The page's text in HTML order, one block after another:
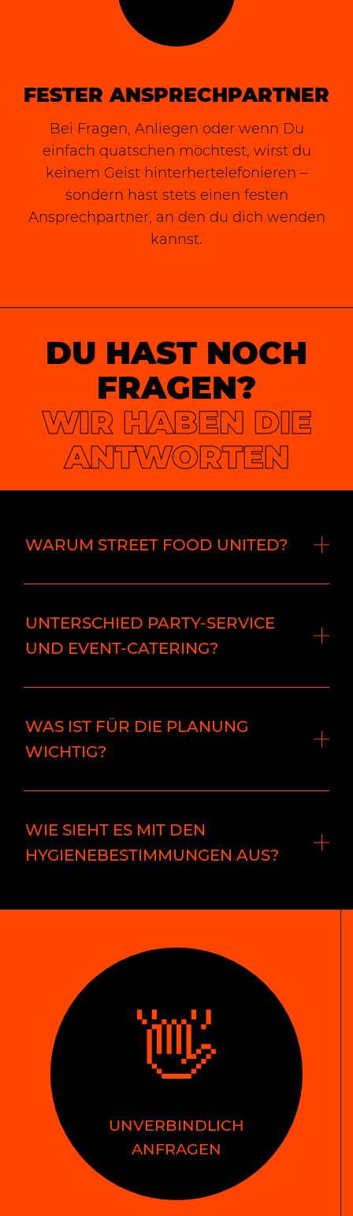
FESTER ANSPRECHPARTNER
Bei Fragen, Anliegen oder wenn Du
einfach quatschen möchtest, wirst du
keinem Geist hinterhertelefonieren –
sondern hast stets einen festen
Ansprechpartner, an den du dich wenden
kannst.
DU HAST NOCH
FRAGEN?
WIR HABEN DIE
ANTWORTEN
WARUM STREET FOOD UNITED?
UNTERSCHIED PARTY-SERVICE
UND EVENT-CATERING?
WAS IST FÜR DIE PLANUNG
WICHTIG?
WIE SIEHT ES MIT DEN
HYGIENEBESTIMMUNGEN AUS?
👋
UNVERBINDLICH
ANFRAGEN